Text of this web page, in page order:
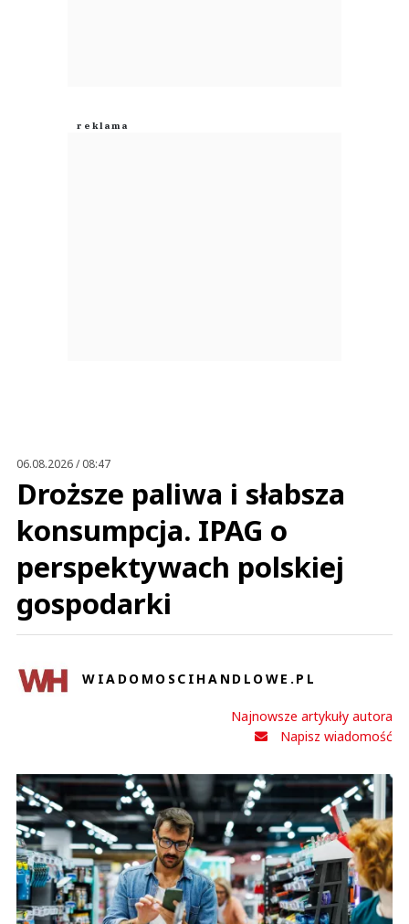
06.08.2026 / 08:47
Droższe paliwa i słabsza
konsumpcja. IPAG o
perspektywach polskiej
gospodarki
WIADOMOSCIHANDLOWE.PL
Najnowsze artykuły autora
Napisz wiadomość